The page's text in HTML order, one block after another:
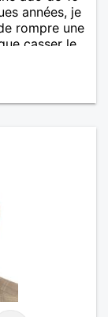
années, je
rompre une
casser le
en des
son
qualités
: je
ne vous
que
de seconde
».
ainsi
Rien de
suis un
souhaitez,